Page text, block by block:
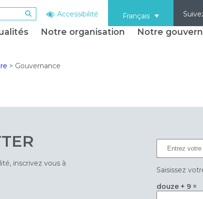
Accessibilité Français
Notre organisation Notre
> Gouvernance
inscrivez vous à
Saisissez
douze + 9 =